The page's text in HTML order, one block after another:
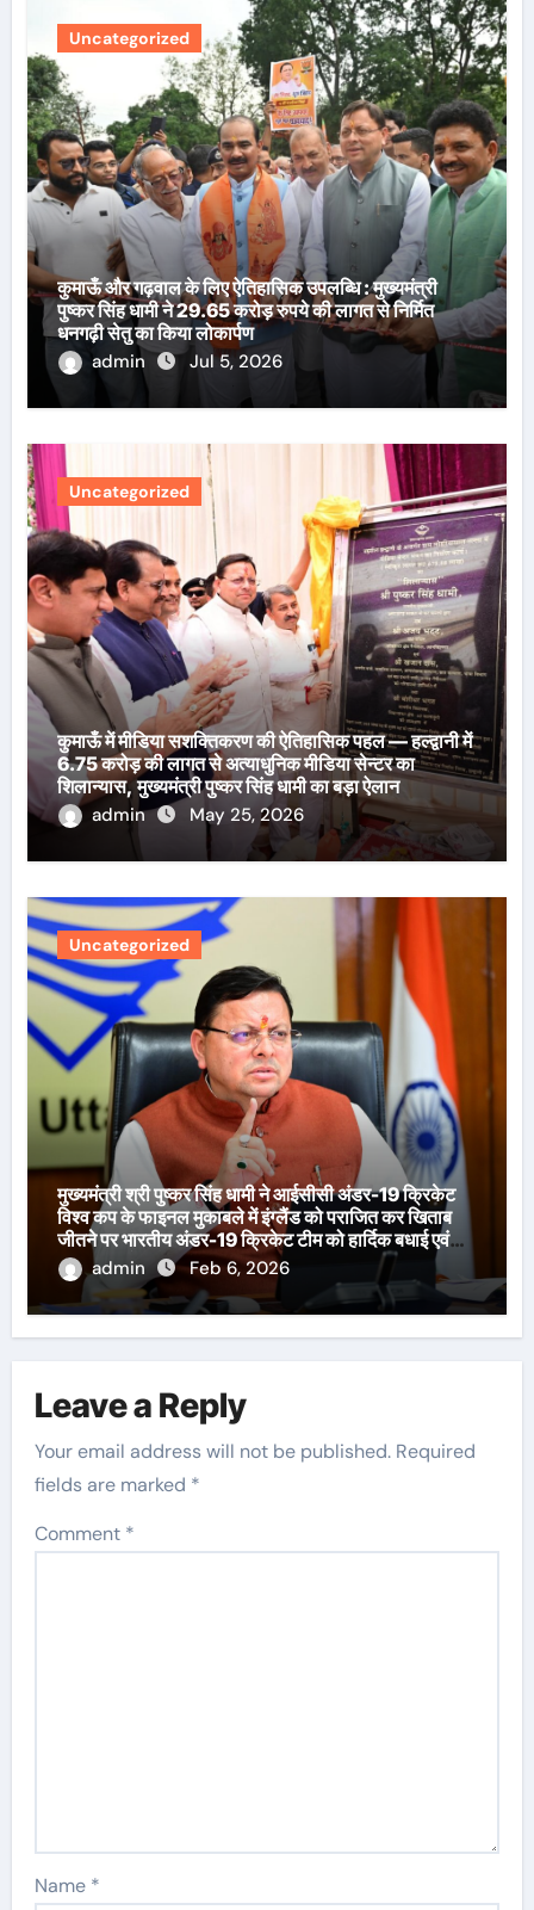
Uncategorized
कुमाऊँ और गढ़वाल के लिए ऐतिहासिक उपलब्धि : मुख्यमंत्री
पुष्कर सिंह धामी ने 29.65 करोड़ रुपये की लागत से निर्मित
धनगढ़ी सेतु का किया लोकार्पण
admin
Jul 5, 2026
Uncategorized
कुमाऊँ में मीडिया सशक्तिकरण की ऐतिहासिक पहल — हल्द्वानी में
6.75 करोड़ की लागत से अत्याधुनिक मीडिया सेन्टर का
शिलान्यास, मुख्यमंत्री पुष्कर सिंह धामी का बड़ा ऐलान
admin
May 25, 2026
Uncategorized
मुख्यमंत्री श्री पुष्कर सिंह धामी ने आईसीसी अंडर-19 क्रिकेट
विश्व कप के फाइनल मुकाबले में इंग्लैंड को पराजित कर खिताब
जीतने पर भारतीय अंडर-19 क्रिकेट टीम को हार्दिक बधाई एवं
शुभकामनाएँ दी हैं।
admin Feb 6, 2026
Leave a Reply
Your email address will not be published. Required
fields are marked *
Comment *
Name *